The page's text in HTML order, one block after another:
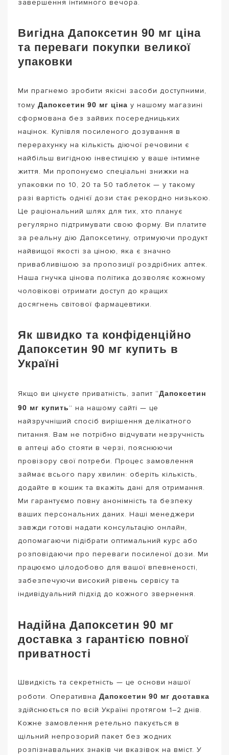
завершення інтимного вечора.
Вигідна Дапоксетин 90 мг ціна
та переваги покупки великої
упаковки
Ми прагнемо зробити якісні засоби доступними,
тому Дапоксетин 90 мг ціна у нашому магазині
сформована без зайвих посередницьких
націнок. Купівля посиленого дозування в
перерахунку на кількість діючої речовини є
найбільш вигідною інвестицією у ваше інтимне
життя. Ми пропонуємо спеціальні знижки на
упаковки по 10, 20 та 50 таблеток — у такому
разі вартість однієї дози стає рекордно низькою.
Це раціональний шлях для тих, хто планує
регулярно підтримувати свою форму. Ви платите
за реальну дію Дапоксетину, отримуючи продукт
найвищої якості за ціною, яка є значно
привабливішою за пропозиції роздрібних аптек.
Наша гнучка цінова політика дозволяє кожному
чоловікові отримати доступ до кращих
досягнень світової фармацевтики.
Як швидко та конфіденційно
Дапоксетин 90 мг купить в
Україні
Якщо ви цінуєте приватність, запит “Дапоксетин
90 мг купить” на нашому сайті — це
найзручніший спосіб вирішення делікатного
питання. Вам не потрібно відчувати незручність
в аптеці або стояти в черзі, пояснюючи
провізору свої потреби. Процес замовлення
займає всього пару хвилин: оберіть кількість,
додайте в кошик та вкажіть дані для отримання.
Ми гарантуємо повну анонімність та безпеку
ваших персональних даних. Наші менеджери
завжди готові надати консультацію онлайн,
допомагаючи підібрати оптимальний курс або
розповідаючи про переваги посиленої дози. Ми
працюємо цілодобово для вашої впевненості,
забезпечуючи високий рівень сервісу та
індивідуальний підхід до кожного звернення.
Надійна Дапоксетин 90 мг
доставка з гарантією повної
приватності
Швидкість та секретність — це основи нашої
роботи. Оперативна Дапоксетин 90 мг доставка
здійснюється по всій Україні протягом 1–2 днів.
Кожне замовлення ретельно пакується в
щільний непрозорий пакет без жодних
розпізнавальних знаків чи вказівок на вміст. У